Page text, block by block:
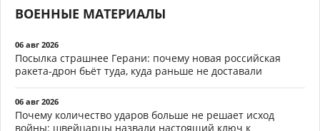
ВОЕННЫЕ МАТЕРИАЛЫ
06 авг 2026
Посылка страшнее Герани: почему новая российская
ракета-дрон бьёт туда, куда раньше не доставали
06 авг 2026
Почему количество ударов больше не решает исход
войны: швейцарцы назвали настоящий ключ к